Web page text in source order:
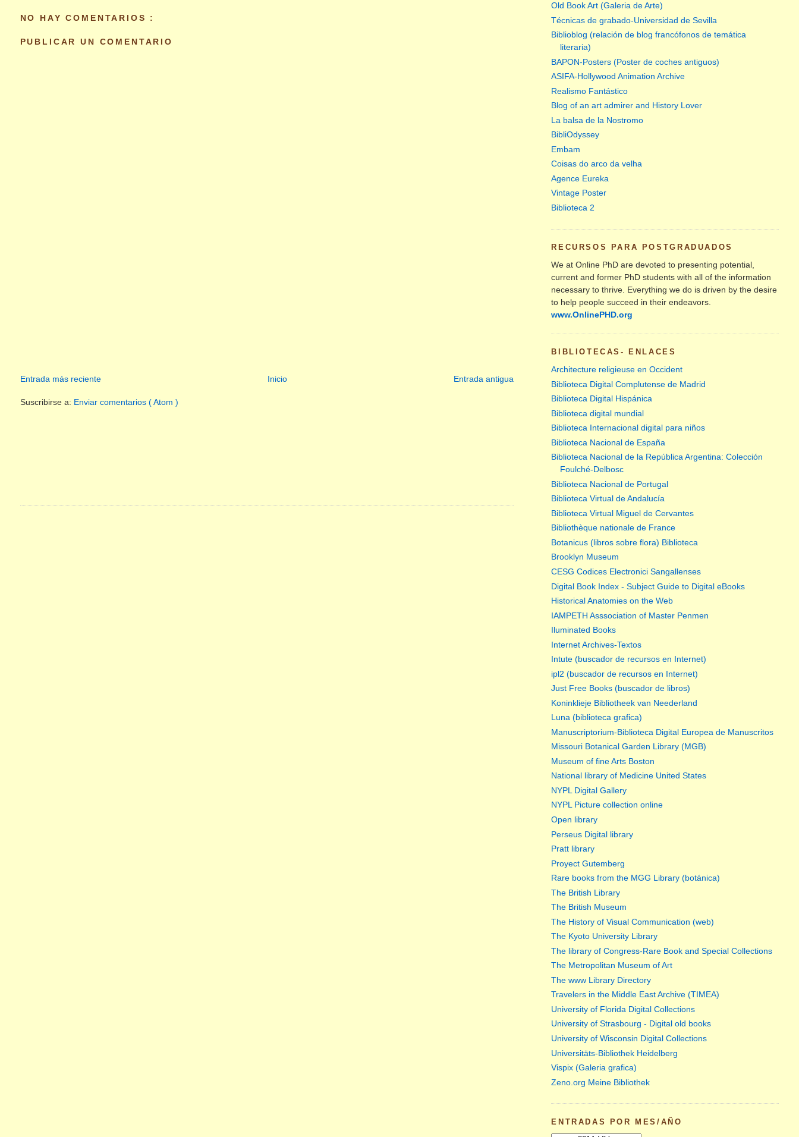
NO HAY COMENTARIOS :
PUBLICAR UN COMENTARIO
Entrada más reciente Entrada antigua
Inicio
Suscribirse a: Enviar comentarios ( Atom )
Old Book Art (Galeria de Arte)
Técnicas de grabado-Universidad de Sevilla
Biblioblog (relación de blog francófonos de temática
literaria)
BAPON-Posters (Poster de coches antiguos)
ASIFA-Hollywood Animation Archive
Realismo Fantástico
Blog of an art admirer and History Lover
La balsa de la Nostromo
BibliOdyssey
Embam
Coisas do arco da velha
Agence Eureka
Vintage Poster
Biblioteca 2
RECURSOS PARA POSTGRADUADOS
We at Online PhD are devoted to presenting potential,
current and former PhD students with all of the information
necessary to thrive. Everything we do is driven by the desire
to help people succeed in their endeavors.
www.OnlinePHD.org
BIBLIOTECAS- ENLACES
Architecture religieuse en Occident
Biblioteca Digital Complutense de Madrid
Biblioteca Digital Hispánica
Biblioteca digital mundial
Biblioteca Internacional digital para niños
Biblioteca Nacional de España
Biblioteca Nacional de la República Argentina: Colección
Foulché-Delbosc
Biblioteca Nacional de Portugal
Biblioteca Virtual de Andalucía
Biblioteca Virtual Miguel de Cervantes
Bibliothèque nationale de France
Botanicus (libros sobre flora) Biblioteca
Brooklyn Museum
CESG Codices Electronici Sangallenses
Digital Book Index - Subject Guide to Digital eBooks
Historical Anatomies on the Web
IAMPETH Asssociation of Master Penmen
Iluminated Books
Internet Archives-Textos
Intute (buscador de recursos en Internet)
ipl2 (buscador de recursos en Internet)
Just Free Books (buscador de libros)
Koninklieje Bibliotheek van Neederland
Luna (biblioteca grafica)
Manuscriptorium-Biblioteca Digital Europea de Manuscritos
Missouri Botanical Garden Library (MGB)
Museum of fine Arts Boston
National library of Medicine United States
NYPL Digital Gallery
NYPL Picture collection online
Open library
Perseus Digital library
Pratt library
Proyect Gutemberg
Rare books from the MGG Library (botánica)
The British Library
The British Museum
The History of Visual Communication (web)
The Kyoto University Library
The library of Congress-Rare Book and Special Collections
The Metropolitan Museum of Art
The www Library Directory
Travelers in the Middle East Archive (TIMEA)
University of Florida Digital Collections
University of Strasbourg - Digital old books
University of Wisconsin Digital Collections
Universitäts-Bibliothek Heidelberg
Vispix (Galeria grafica)
Zeno.org Meine Bibliothek
ENTRADAS POR MES/AÑO